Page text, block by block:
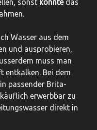
sonst könntedas
Wasser aus dem
und ausprobieren,
muss man
entkalken. Bei dem
passender Brita-
erwerbbar zu
direkt in